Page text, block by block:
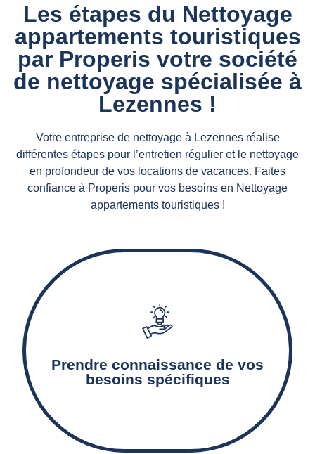
Les étapes du Nettoyage
appartements touristiques
par Properis votre société
de nettoyage spécialisée à
Lezennes !
Votre entreprise de nettoyage à Lezennes réalise
différentes étapes pour l’entretien régulier et le nettoyage
en profondeur de vos locations de vacances. Faites
confiance à Properis pour vos besoins en Nettoyage
appartements touristiques !
Prendre connaissance de vos
besoins spécifiques
Notre agence de nettoyage détermine les
matériels adaptés.